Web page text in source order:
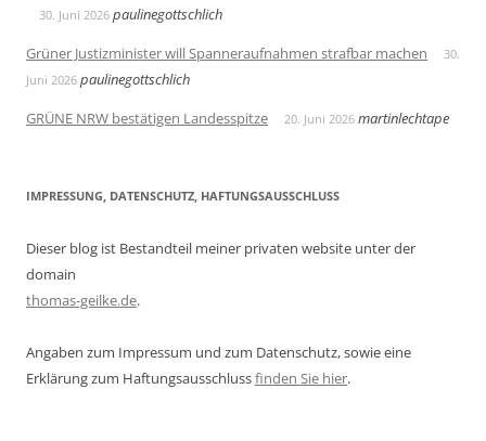
30. Juni 2026 paulinegottschlich
Grüner Justizminister will Spanneraufnahmen strafbar machen
30.
Juni 2026 paulinegottschlich
GRÜNE NRW bestätigen Landesspitze
20. Juni 2026 martinlechtape
IMPRESSUNG, DATENSCHUTZ, HAFTUNGSAUSSCHLUSS
Dieser blog ist Bestandteil meiner privaten website unter der
domain
thomas-geilke.de.
Angaben zum Impressum und zum Datenschutz, sowie eine
Erklärung zum Haftungsausschlussfinden Sie hier.